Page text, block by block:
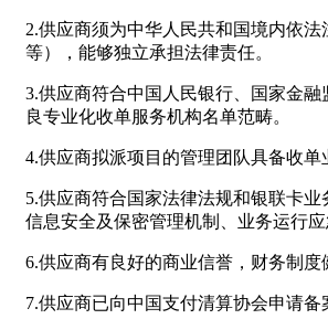
2.供应商须为中华人民共和国境内依
等），能够独立承担法律责任。
3.供应商符合中国人民银行、国家金
良专业化收单服务机构名单范畴。
4.供应商拟派项目的管理团队具备收
5.供应商符合国家法律法规和银联卡
信息安全及保密管理机制、业务运行应
6.供应商有良好的商业信誉，财务制
7.供应商已向中国支付清算协会申请